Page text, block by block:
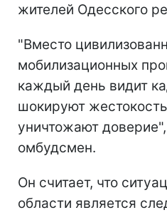
жителей Одесского
"Вместо
мобилизационных
каждый день видит
шокируют
уничтожают
омбудсмен.
Он считает, что
области является